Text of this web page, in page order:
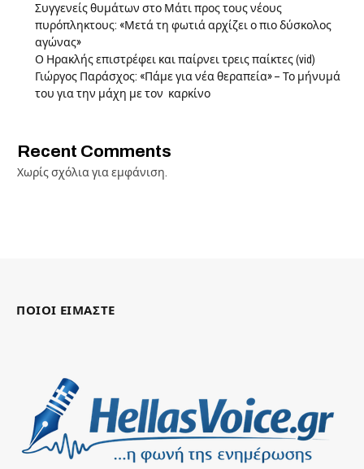
Συγγενείς θυμάτων στο Μάτι προς τους νέους
πυρόπληκτους: «Μετά τη φωτιά αρχίζει ο πιο δύσκολος
αγώνας»
Ο Ηρακλής επιστρέφει και παίρνει τρεις παίκτες (vid)
Γιώργος Παράσχος: «Πάμε για νέα θεραπεία» – Το μήνυμά
του για την μάχη με τον καρκίνο
Recent Comments
Χωρίς σχόλια για εμφάνιση.
ΠΟΙΟΙ ΕΙΜΑΣΤΕ